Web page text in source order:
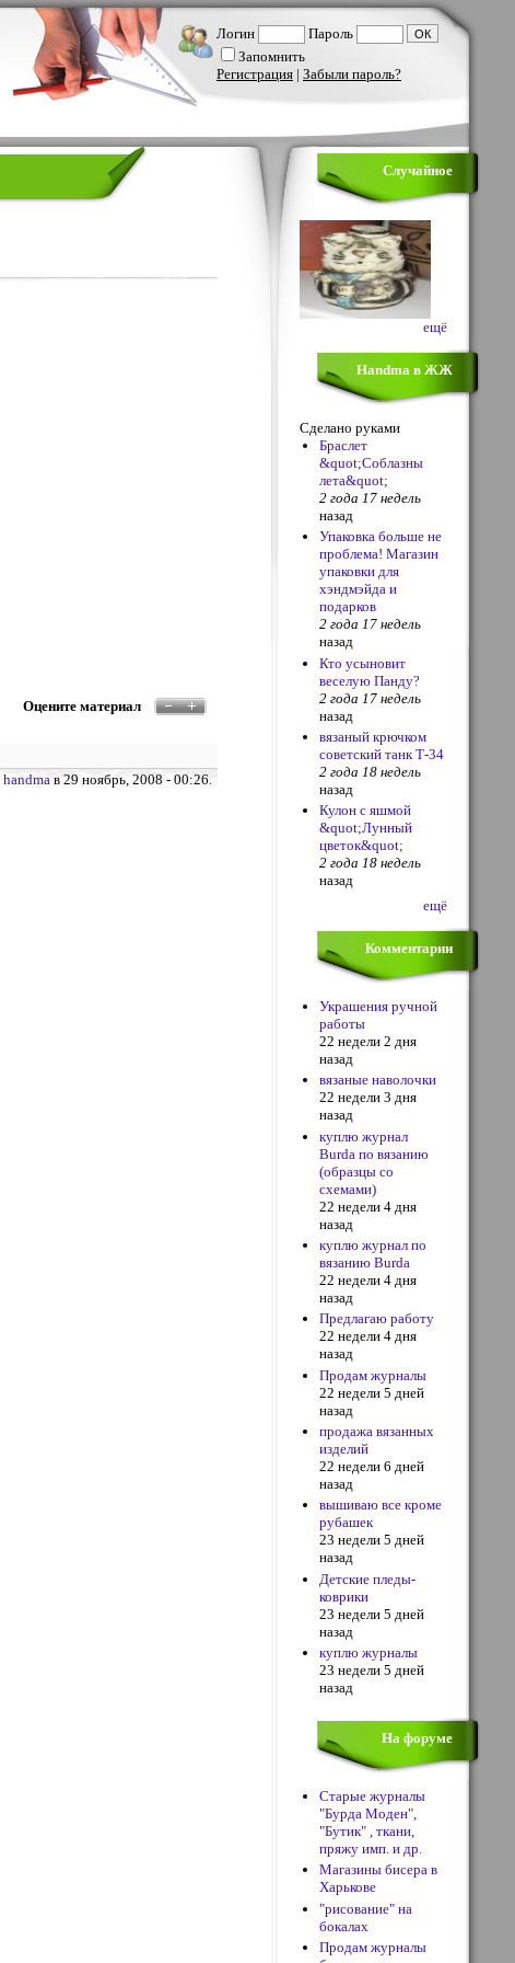
Логин
Пароль
Запомнить
Регистрация | Забыли пароль?
Оцените материал
handma в 29 ноябрь, 2008 - 00:26.
Случайное
ещё
Handma в ЖЖ
Сделано руками
Браслет
&quot;Соблазны
лета&quot;
2 года 17 недель
назад
Упаковка больше не
проблема! Магазин
упаковки для
хэндмэйда и
подарков
2 года 17 недель
назад
Кто усыновит
веселую Панду?
2 года 17 недель
назад
вязаный крючком
советский танк Т-34
2 года 18 недель
назад
Кулон с яшмой
&quot;Лунный
цветок&quot;
2 года 18 недель
назад
ещё
Комментарии
Украшения ручной
работы
22 недели 2 дня
назад
вязаные наволочки
22 недели 3 дня
назад
куплю журнал
Burda по вязанию
(образцы со
схемами)
22 недели 4 дня
назад
куплю журнал по
вязанию Burda
22 недели 4 дня
назад
Предлагаю работу
22 недели 4 дня
назад
Продам журналы
22 недели 5 дней
назад
продажа вязанных
изделий
22 недели 6 дней
назад
вышиваю все кроме
рубашек
23 недели 5 дней
назад
Детские пледы-
коврики
23 недели 5 дней
назад
куплю журналы
23 недели 5 дней
назад
На форуме
Старые журналы
"Бурда Моден",
"Бутик" , ткани,
пряжу имп. и др.
Магазины бисера в
Харькове
"рисование" на
бокалах
Продам журналы